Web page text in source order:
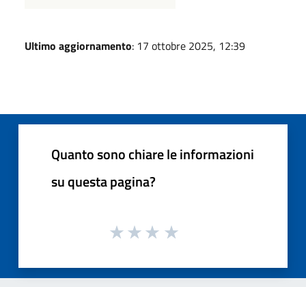
Ultimo aggiornamento: 17 ottobre 2025, 12:39
Quanto sono chiare le informazioni
su questa pagina?